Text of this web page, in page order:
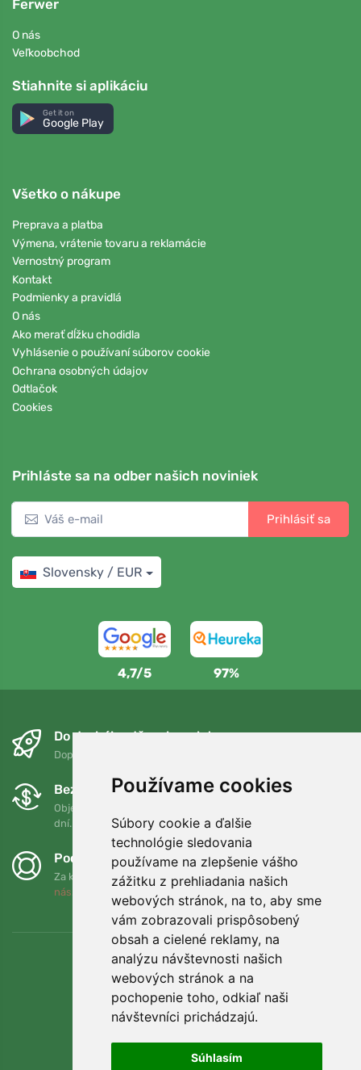
Používame cookies
Súbory cookie a ďalšie
technológie sledovania
používame na zlepšenie vášho
zážitku z prehliadania našich
webových stránok, na to, aby sme
vám zobrazovali prispôsobený
obsah a cielené reklamy, na
analýzu návštevnosti našich
webových stránok a na
pochopenie toho, odkiaľ naši
návštevníci prichádzajú.
Súhlasím
Ferwer
O nás
Veľkoobchod
Stiahnite si aplikáciu
Get it on
Google Play
Všetko o nákupe
Preprava a platba
Výmena, vrátenie tovaru a reklamácie
Vernostný program
Kontakt
Podmienky a pravidlá
O nás
Ako merať dĺžku chodidla
Vyhlásenie o používaní súborov cookie
Ochrana osobných údajov
Odtlačok
Cookies
Prihláste sa na odber našich noviniek
Prihlásiť sa
Slovensky / EUR
4,7/5 97%
Do druhého dňa a bezplatne
Doprava zadarmo pri objednávkach nad 75 EUR
Bezplatná výmena a vrátenie tovaru
Objednávku môžete kedykoľvek vrátiť alebo vymeniť do 90
dní.
Podporujeme Trees.org
Za každú objednávku zasadíme strom! Prečítajte si viac
nás